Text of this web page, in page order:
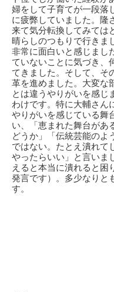
婦をして子育てが一段落
に疲弊していました。隆
来て気分転換してみては
晴らしのつもりで行きま
非常に面白いと感じまし
ていないことに気づき、
てきました。そして、そ
革を進めました。大変な
とは違うやりがいを感じ
わけです。特に大輔さん
やりがいを感じている舞
い、「恵まれた舞台があ
どうか」「伝統芸能のよ
ではない。たとえ潰れて
やったらいい」と言いま
えると本当に潰れると困
発言です）。多少なりと
す。